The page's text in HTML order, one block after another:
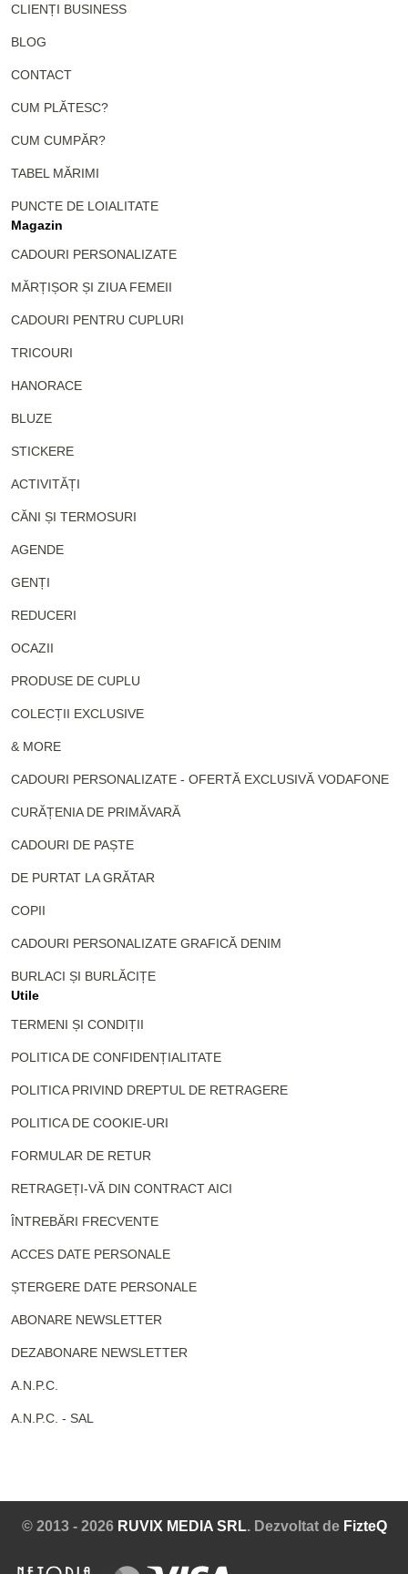
CLIENȚI BUSINESS
BLOG
CONTACT
CUM PLĂTESC?
CUM CUMPĂR?
TABEL MĂRIMI
PUNCTE DE LOIALITATE
Magazin
CADOURI PERSONALIZATE
MĂRȚIȘOR ȘI ZIUA FEMEII
CADOURI PENTRU CUPLURI
TRICOURI
HANORACE
BLUZE
STICKERE
ACTIVITĂȚI
CĂNI ȘI TERMOSURI
AGENDE
GENȚI
REDUCERI
OCAZII
PRODUSE DE CUPLU
COLECȚII EXCLUSIVE
& MORE
CADOURI PERSONALIZATE - OFERTĂ EXCLUSIVĂ VODAFONE
CURĂȚENIA DE PRIMĂVARĂ
CADOURI DE PAȘTE
DE PURTAT LA GRĂTAR
COPII
CADOURI PERSONALIZATE GRAFICĂ DENIM
BURLACI ȘI BURLĂCIȚE
Utile
TERMENI ȘI CONDIȚII
POLITICA DE CONFIDENȚIALITATE
POLITICA PRIVIND DREPTUL DE RETRAGERE
POLITICA DE COOKIE-URI
FORMULAR DE RETUR
RETRAGEȚI-VĂ DIN CONTRACT AICI
ÎNTREBĂRI FRECVENTE
ACCES DATE PERSONALE
ȘTERGERE DATE PERSONALE
ABONARE NEWSLETTER
DEZABONARE NEWSLETTER
A.N.P.C.
A.N.P.C. - SAL
© 2013 - 2026 RUVIX MEDIA SRL. Dezvoltat de FizteQ